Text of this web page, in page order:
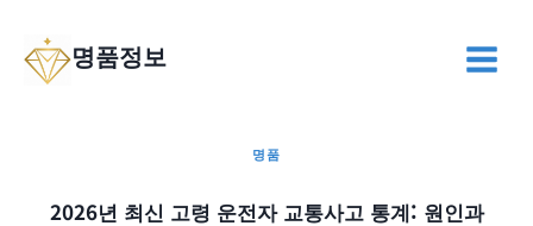
content명품정보
명품
2026년 최신 고령 운전자 교통사고 통계: 원인과